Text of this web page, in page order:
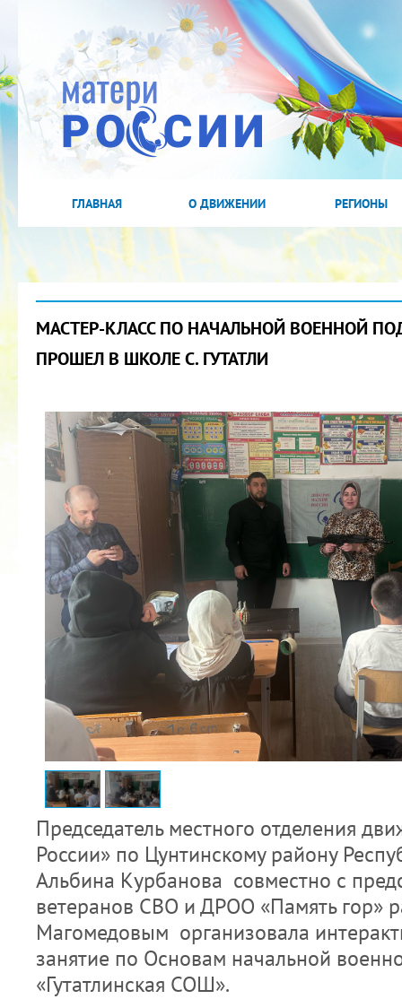
ГЛАВНАЯ О ДВИЖЕНИИ РЕГИОНЫ
МАСТЕР-КЛАСС ПО НАЧАЛЬНОЙ ВОЕННОЙ
ПРОШЕЛ В ШКОЛЕ С. ГУТАТЛИ
Председатель местного отделения
России» по Цунтинскому району
Альбина Курбанова совместно с
ветеранов СВО и ДРОО «Память гор»
Магомедовым организовала
занятие по Основам начальной
«Гутатлинская СОШ».
2022 ГОД ПРОВОЗГЛАШЕН ГОДОМ
МАТЕРИ В ЯКУТИИ
19.12.2021